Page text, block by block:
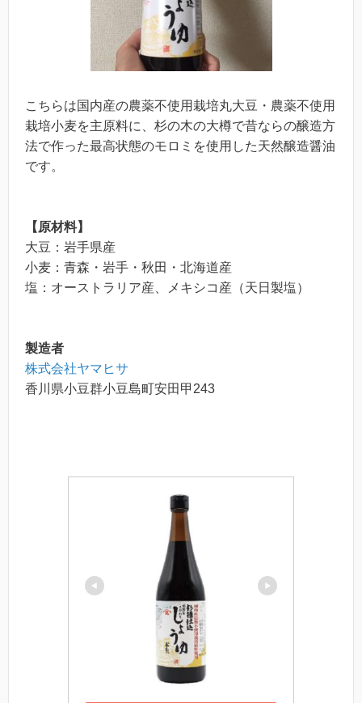
こちらは国内産の農薬不使用栽培丸大豆・農薬不使用
栽培小麦を主原料に、杉の木の大樽で昔ならの醸造方
法で作った最高状態のモロミを使用した天然醸造醤油
です。
【原材料】
大豆：岩手県産
小麦：青森・岩手・秋田・北海道産
塩：オーストラリア産、メキシコ産（天日製塩）
製造者
株式会社ヤマヒサ
香川県小豆群小豆島町安田甲243